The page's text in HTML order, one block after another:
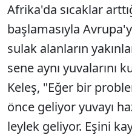
Afrika'da sıcaklar
başlamasıyla
sulak alanların
sene aynı yuvalarını
Keleş, "Eğer bir
önce geliyor yuvayı
leylek geliyor. Eşini